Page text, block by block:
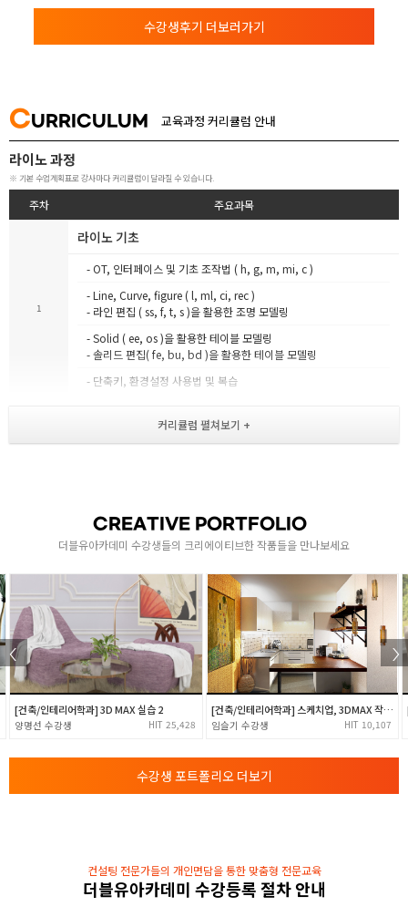
수강생후기 더보러가기
CURRICULUM 교육과정 커리큘럼 안내
라이노 과정
※ 기본 수업계획표로 강사마다 커리큘럼이 달라질 수 있습니다.
주차 주요과목
1
라이노 기초
- OT, 인터페이스 및 기초 조작법 ( h, g, m, mi, c )
- Line, Curve, figure ( l, ml, ci, rec )
- 라인 편집 ( ss, f, t, s )을 활용한 조명 모델링
- Solid ( ee, os )을 활용한 테이블 모델링
- 솔리드 편집( fe, bu, bd )을 활용한 테이블 모델링
- 단축키, 환경설정 사용법 및 복습
- Blend Crv(b)를 활용한 Pipe(p) 레일 만들기
- Offset Srf(os)를 활용한 Hanger_Part 모델링
- 솔리드 편집(ca)
제품디자인 심화
- Blend Srf(bb)를 활용한 Iphone SE_Body 모델링
- 곡률 ( G0, G1, G2 ) 이해
- Shell(sh)을 활용한 Iphone SE_Display
- Button 모델링 및 공차(.25)와 면 분할의 이해
- 키샷 렌더링을 위한 레이어 나누기 및 편집
- 렌더링 / 제품디자인을 위한 라이노 Tip
- 키샷 인터페이스 및 기초 조작법
- 렌더링 / 제품디자인을 위한 키샷 Tip
CREATIVE PORTFOLIO
더블유아카데미 수강생들의 크리에이티브한 작품들을 만나보세요
[건축/인테리어학과] 3D MAX 실습 2
양명선 25,428
[건축/인테리어학과] 스케치업, 3DMAX 작업물
임슬기 10,107
수강생 포트폴리오 더보기
컨설팅 전문가들의 개인면담을 통한 맞춤형 전문교육
더블유아카데미 수강등록 절차 안내